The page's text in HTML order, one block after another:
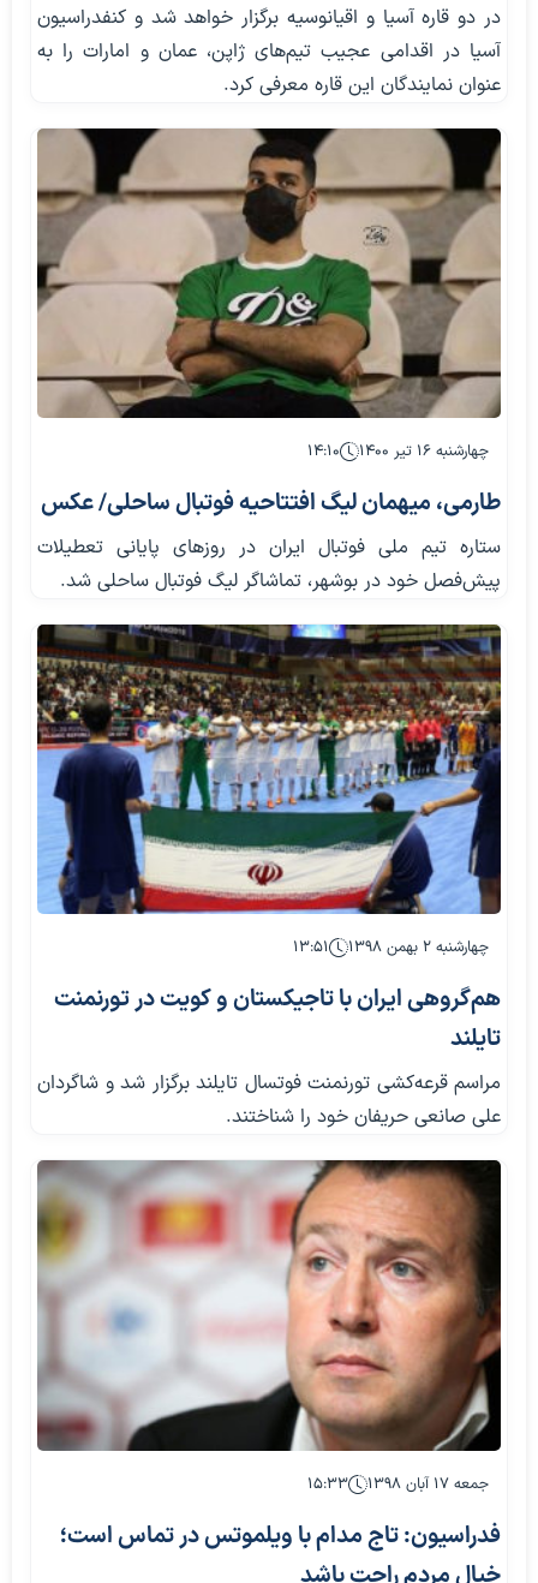
در دو قاره آسیا و اقیانوسیه برگزار خواهد شد و کنفدراسیون
آسیا در اقدامی عجیب تیم‌های ژاپن، عمان و امارات را به
عنوان نمایندگان این قاره معرفی کرد.
چهارشنبه ۱۶ تیر ۱۴۰۰ ۱۴:۱۰
طارمی، میهمان لیگ افتتاحیه فوتبال ساحلی/ عکس
ستاره تیم ملی فوتبال ایران در روزهای پایانی تعطیلات
پیش‌فصل خود در بوشهر، تماشاگر لیگ فوتبال ساحلی شد.
چهارشنبه ۲ بهمن ۱۳۹۸ ۱۳:۵۱
هم‌گروهی ایران با تاجیکستان و کویت در تورنمنت
تایلند
مراسم قرعه‌کشی تورنمنت فوتسال تایلند برگزار شد و شاگردان
علی صانعی حریفان خود را شناختند.
جمعه ۱۷ آبان ۱۳۹۸ ۱۵:۳۳
فدراسیون: تاج مدام با ویلموتس در تماس است؛